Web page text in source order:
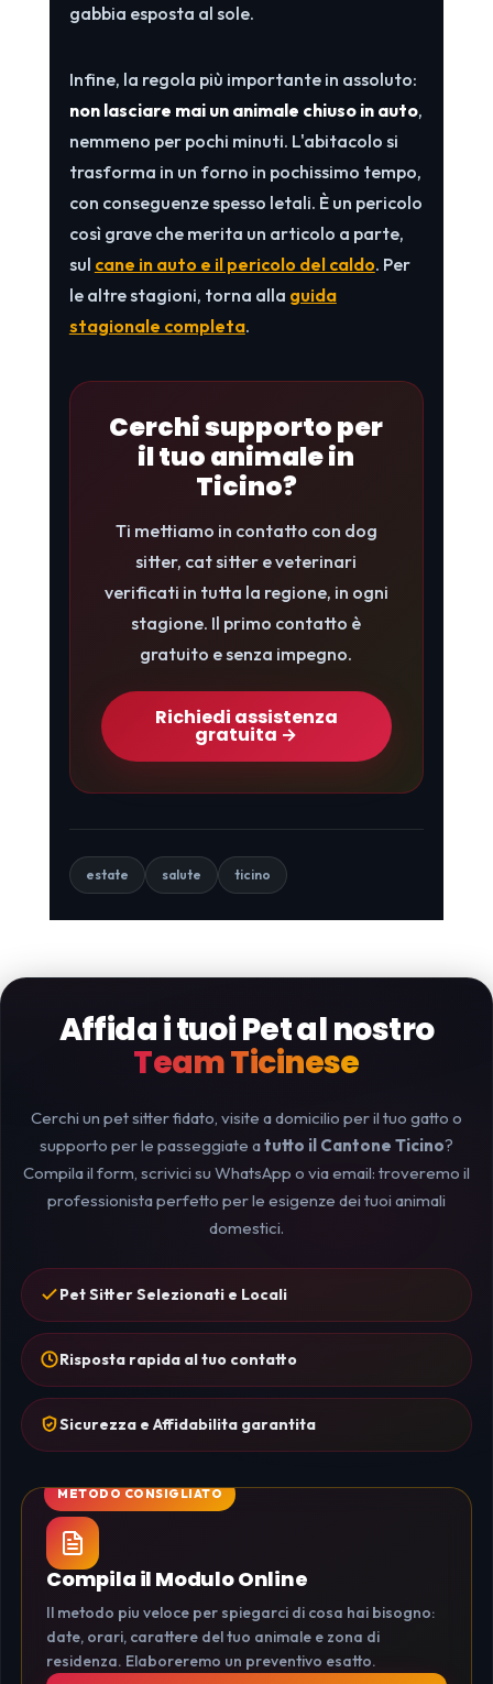
gabbia esposta al sole.
Infine, la regola più importante in assoluto:
non lasciare mai un animale chiuso in auto,
nemmeno per pochi minuti. L'abitacolo si
trasforma in un forno in pochissimo tempo,
con conseguenze spesso letali. È un pericolo
così grave che merita un articolo a parte,
sul cane in auto e il pericolo del caldo. Per
le altre stagioni, torna alla guida
stagionale completa.
Cerchi supporto per
il tuo animale in
Ticino?
Ti mettiamo in contatto con dog
sitter, cat sitter e veterinari
verificati in tutta la regione, in ogni
stagione. Il primo contatto è
gratuito e senza impegno.
Richiedi assistenza
gratuita →
estate salute ticino
Affida i tuoi Pet al nostro
Team Ticinese
Cerchi un pet sitter fidato, visite a domicilio per il tuo gatto o
supporto per le passeggiate atutto il Cantone Ticino?
Compila il form, scrivici su WhatsApp o via email: troveremo il
professionista perfetto per le esigenze dei tuoi animali
domestici.
Pet Sitter Selezionati e Locali
Risposta rapida al tuo contatto
Sicurezza e Affidabilita garantita
Compila il Modulo Online
Il metodo piu veloce per spiegarci di cosa hai bisogno:
date, orari, carattere del tuo animale e zona di
residenza. Elaboreremo un preventivo esatto.